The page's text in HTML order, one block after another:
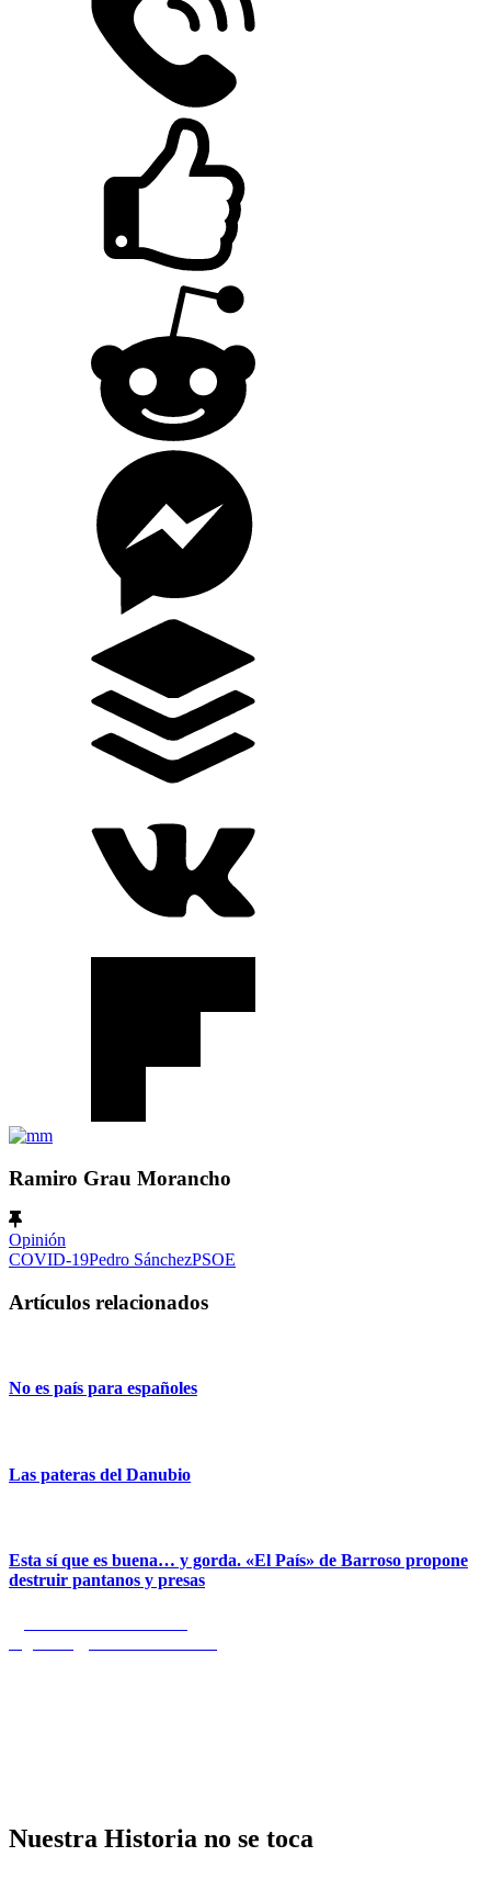
Ramiro Grau Morancho
Opinión
COVID-19Pedro SánchezPSOE
Artículos relacionados
No es país para españoles
Las pateras del Danubio
Esta sí que es buena… y gorda. «El País» de Barroso propone
destruir pantanos y presas
Navegación
de
Nuestra Historia no se toca